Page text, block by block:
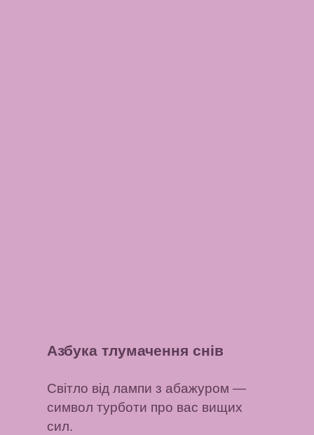
Азбука тлумачення снів
Світло від лампи з абажуром —
символ турботи про вас вищих
сил.